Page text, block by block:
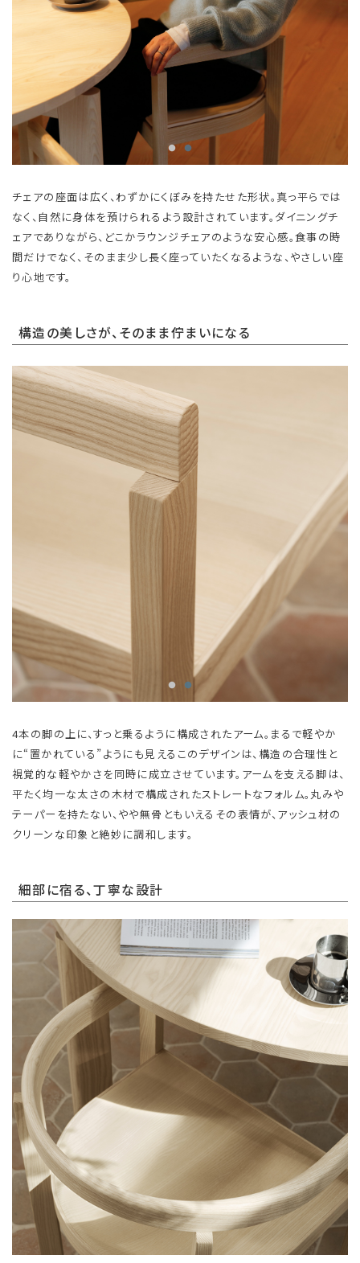
チェアの座面は広く、わずかにくぼみを持たせた形状。真っ平らでは
なく、自然に身体を預けられるよう設計されています。ダイニングチ
ェアでありながら、どこかラウンジチェアのような安心感。食事の時
間だけでなく、そのまま少し長く座っていたくなるような、やさしい座
り心地です。
構造の美しさが、そのまま佇まいになる
4本の脚の上に、すっと乗るように構成されたアーム。まるで軽やか
に“置かれている”ようにも見えるこのデザインは、構造の合理性と
視覚的な軽やかさを同時に成立させています。アームを支える脚は、
平たく均一な太さの木材で構成されたストレートなフォルム。丸みや
テーパーを持たない、やや無骨ともいえるその表情が、アッシュ材の
クリーンな印象と絶妙に調和します。
細部に宿る、丁寧な設計